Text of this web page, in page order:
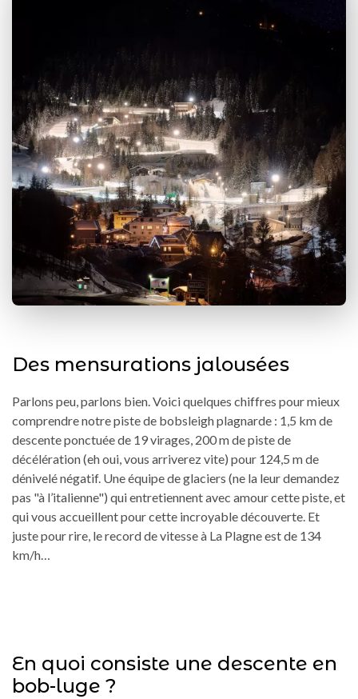
Des mensurations jalousées
Parlons peu, parlons bien. Voici quelques chiffres pour mieux
comprendre notre piste de bobsleigh plagnarde : 1,5 km de
descente ponctuée de 19 virages, 200 m de piste de
décélération (eh oui, vous arriverez vite) pour 124,5 m de
dénivelé négatif. Une équipe de glaciers (ne la leur demandez
pas "à l’italienne") qui entretiennent avec amour cette piste, et
qui vous accueillent pour cette incroyable découverte. Et
juste pour rire, le record de vitesse à La Plagne est de 134
km/h…
En quoi consiste une descente en
bob-luge ?